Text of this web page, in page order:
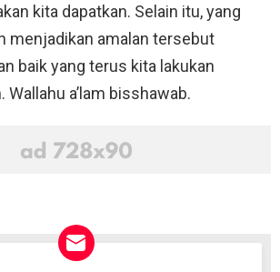
kita dapatkan. Selain itu, yang
menjadikan amalan tersebut
baik yang terus kita lakukan
a’lam bisshawab.